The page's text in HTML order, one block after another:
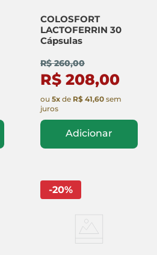
COLOSFORT
LACTOFERRIN 30
Cápsulas
R$ 260,00
R$ 208,00
ou 5x de R$ 41,60 sem
juros
Adicionar
-20%